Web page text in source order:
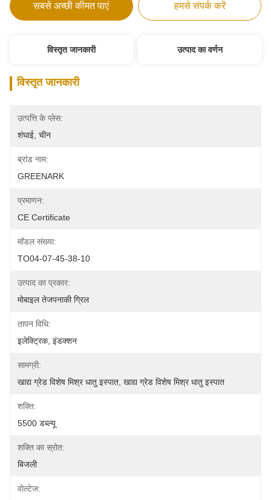
सबसे अच्छी कीमत पाएं हमसे संपर्क करें
विस्तृत जानकारी उत्पाद का वर्णन
विस्तृत जानकारी
उत्पत्ति के प्लेस:
शंघाई, चीन
ब्रांड नाम:
GREENARK
प्रमाणन:
CE Certificate
मॉडल संख्या:
TO04-07-45-38-10
उत्पाद का प्रकार:
मोबाइल तेजपनाकी ग्रिल
तापन विधि:
इलेक्ट्रिक, इंडक्शन
सामग्री:
खाद्य ग्रेड विशेष मिश्र धातु इस्पात, खाद्य ग्रेड विशेष मिश्र धातु इस्पात
शक्ति:
5500 डब्ल्यू
शक्ति का स्रोत:
बिजली
वोल्टेज: